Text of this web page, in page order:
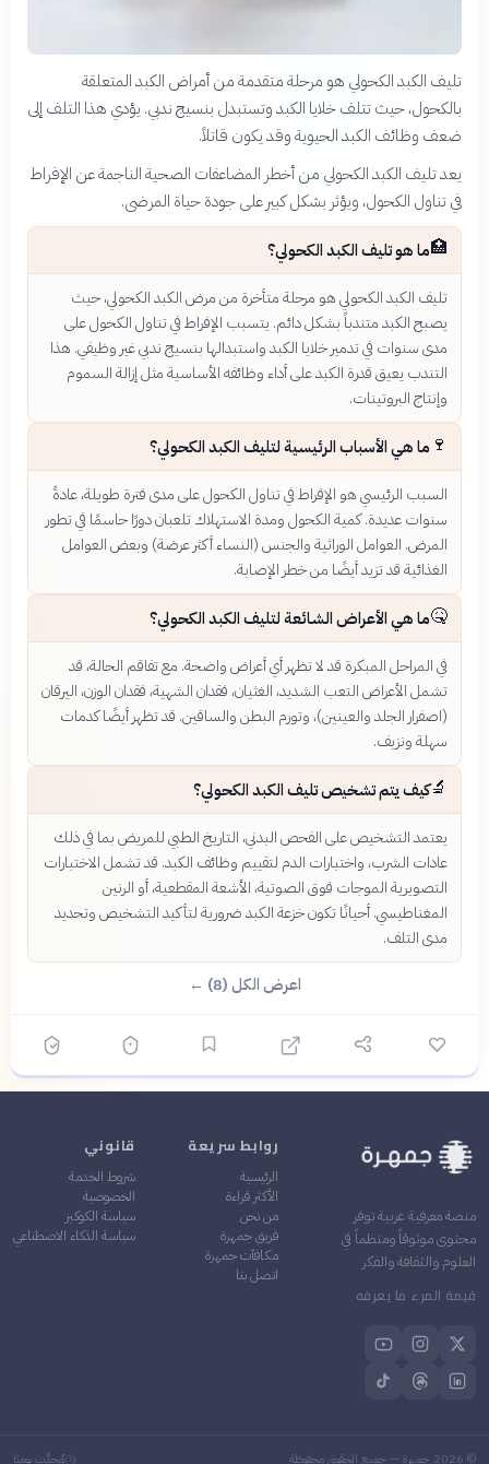
تليف الكبد الكحولي هو مرحلة متقدمة من أمراض الكبد المتعلقة
بالكحول، حيث تتلف خلايا الكبد وتستبدل بنسيج ندبي. يؤدي هذا التلف إلى
ضعف وظائف الكبد الحيوية وقد يكون قاتلاً.
يعد تليف الكبد الكحولي من أخطر المضاعفات الصحية الناجمة عن الإفراط
في تناول الكحول، ويؤثر بشكل كبير على جودة حياة المرضى.
🏥ما هو تليف الكبد الكحولي؟
تليف الكبد الكحولي هو مرحلة متأخرة من مرض الكبد الكحولي، حيث
يصبح الكبد متندباً بشكل دائم. يتسبب الإفراط في تناول الكحول على
مدى سنوات في تدمير خلايا الكبد واستبدالها بنسيج ندبي غير وظيفي. هذا
التندب يعيق قدرة الكبد على أداء وظائفه الأساسية مثل إزالة السموم
وإنتاج البروتينات.
🍷 ما هي الأسباب الرئيسية لتليف الكبد الكحولي؟
السبب الرئيسي هو الإفراط في تناول الكحول على مدى فترة طويلة، عادةً
سنوات عديدة. كمية الكحول ومدة الاستهلاك تلعبان دورًا حاسمًا في تطور
المرض. العوامل الوراثية والجنس (النساء أكثر عرضة) وبعض العوامل
الغذائية قد تزيد أيضًا من خطر الإصابة.
🤒ما هي الأعراض الشائعة لتليف الكبد الكحولي؟
في المراحل المبكرة قد لا تظهر أي أعراض واضحة. مع تفاقم الحالة، قد
تشمل الأعراض التعب الشديد، الغثيان، فقدان الشهية، فقدان الوزن، اليرقان
(اصفرار الجلد والعينين)، وتورم البطن والساقين. قد تظهر أيضًا كدمات
سهلة ونزيف.
🔬كيف يتم تشخيص تليف الكبد الكحولي؟
يعتمد التشخيص على الفحص البدني، التاريخ الطبي للمريض بما في ذلك
عادات الشرب، واختبارات الدم لتقييم وظائف الكبد. قد تشمل الاختبارات
التصويرية الموجات فوق الصوتية، الأشعة المقطعية، أو الرنين
المغناطيسي. أحيانًا تكون خزعة الكبد ضرورية لتأكيد التشخيص وتحديد
مدى التلف.
اعرض الكل (8) ←
منصة معرفية عربية توفر
محتوى موثوقاً ومنظماً في
العلوم والثقافة والفكر
قيمة المرء ما يعرفه
روابط سريعة
الرئيسية
الأكثر قراءة
من نحن
فريق جمهرة
مكافآت جمهرة
اتصل بنا
قانوني
شروط الخدمة
الخصوصية
سياسة الكوكيز
سياسة الذكاء الاصطناعي
©
2026 جمهرة — جميع الحقوق محفوظة مُحدَّث يوميًا